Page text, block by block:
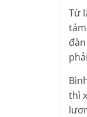
Từ
thì